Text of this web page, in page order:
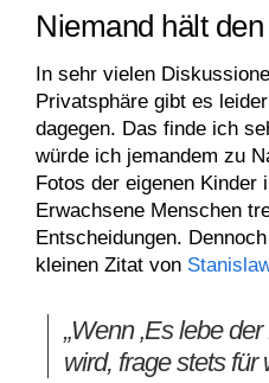
Niemand hält
In sehr vielen
Privatsphäre gibt es
dagegen. Das finde ich
würde ich jemandem zu
Fotos der eigenen
Erwachsene Menschen
Entscheidungen.
kleinen Zitat von
„Wenn ‚Es lebe
wird, frage stets für